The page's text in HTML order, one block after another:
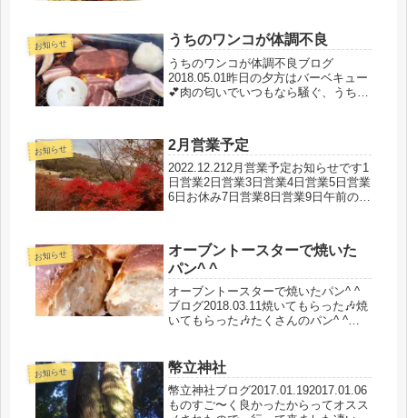
談の話をわいのわいのと話をしたり🎵
そんな話の中にたくさんの...
お知らせ うちのワンコが体調不良
うちのワンコが体調不良ブログ
2018.05.01昨日の夕方はバーベキュー
💕肉の匂いでいつもなら騒ぐ、うちの
ない(TT)なので！うちのワンコにお加
持をしてみましたそしてお札を...
お知らせ 2月営業予定
2022.12.212月営業予定お知らせです1
日営業2日営業3日営業4日営業5日営業
6日お休み7日営業8日営業9日午前のみ
日✖️18日✖️19日営業20日✖️2...
お知らせ
オーブントースターで焼いた
パン^ ^
オーブントースターで焼いたパン^ ^
ブログ2018.03.11焼いてもらった🎶焼
いてもらった🎶たくさんのパン^ ^オ
波動のパンなんです冷凍して、食べる
時またオーブントー...
お知らせ 幣立神社
幣立神社ブログ2017.01.192017.01.06
ものすご〜く良かったからってオスス